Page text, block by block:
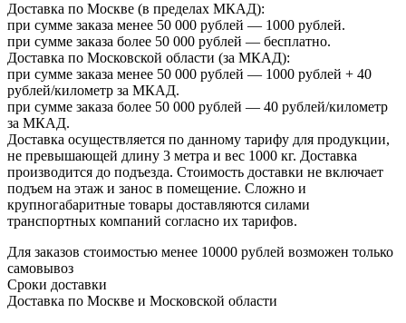
Доставка по Москве (в пределах МКАД):
при сумме заказа менее 50 000 рублей — 1000 рублей.
при сумме заказа более 50 000 рублей — бесплатно.
Доставка по Московской области (за МКАД):
при сумме заказа менее 50 000 рублей — 1000 рублей + 40
рублей/километр за МКАД.
при сумме заказа более 50 000 рублей — 40 рублей/километр
за МКАД.
Доставка осуществляется по данному тарифу для продукции,
не превышающей длину 3 метра и вес 1000 кг. Доставка
производится до подъезда. Стоимость доставки не включает
подъем на этаж и занос в помещение. Сложно и
крупногабаритные товары доставляются силами
транспортных компаний согласно их тарифов.
Для заказов стоимостью менее 10000 рублей возможен только
самовывоз
Сроки доставки
Доставка по Москве и Московской области